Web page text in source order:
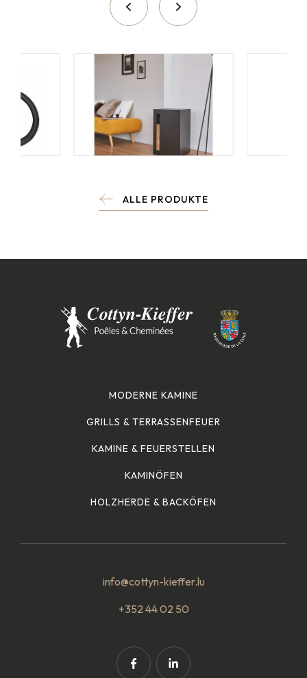
ALLE PRODUKTE
MODERNE KAMINE
GRILLS & TERRASSENFEUER
KAMINE & FEUERSTELLEN
KAMINÖFEN
HOLZHERDE & BACKÖFEN
info@cottyn-kieffer.lu
+352 44 02 50